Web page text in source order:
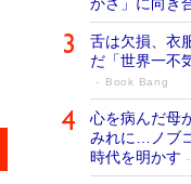
かさ」に向き
舌は欠損、衣
だ「世界一不
Book Bang
心を病んだ母
みれに…ノブ
時代を明かす